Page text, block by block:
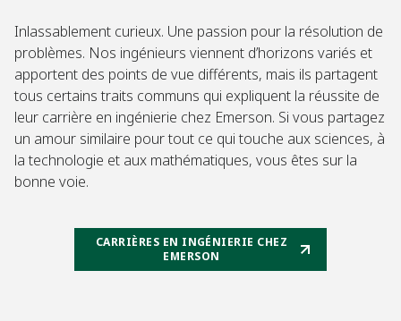
Inlassablement curieux. Une passion pour la résolution de
problèmes. Nos ingénieurs viennent d’horizons variés et
apportent des points de vue différents, mais ils partagent
tous certains traits communs qui expliquent la réussite de
leur carrière en ingénierie chez Emerson. Si vous partagez
un amour similaire pour tout ce qui touche aux sciences, à
la technologie et aux mathématiques, vous êtes sur la
bonne voie.
CARRIÈRES EN INGÉNIERIE CHEZ
EMERSON